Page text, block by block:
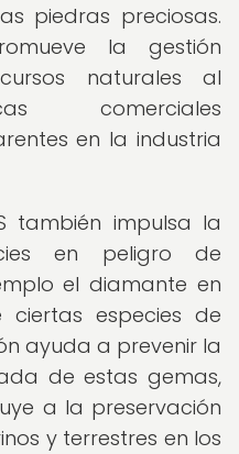
piedras preciosas.
la gestión
naturales al
comerciales
en la industria
también impulsa la
en peligro de
el diamante en
especies de
ayuda a prevenir la
de estas gemas,
a la preservación
y terrestres en los